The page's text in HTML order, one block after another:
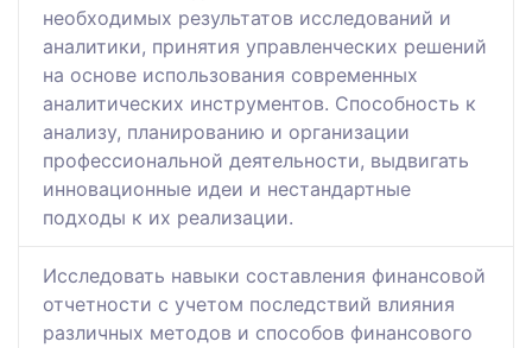
необходимых результатов исследований и
аналитики, принятия управленческих решений
на основе использования современных
аналитических инструментов. Способность к
анализу, планированию и организации
профессиональной деятельности, выдвигать
инновационные идеи и нестандартные
подходы к их реализации.
Исследовать навыки составления финансовой
отчетности с учетом последствий влияния
различных методов и способов финансового